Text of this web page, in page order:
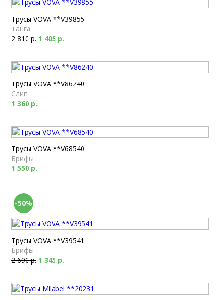
Трусы VOVA **V39855
Танга
2 810 р. 1 405 р.
Трусы VOVA **V86240
Слип
1 360 р.
Трусы VOVA **V68540
Брифы
1 550 р.
-50%
Трусы VOVA **V39541
Брифы
2 690 р. 1 345 р.